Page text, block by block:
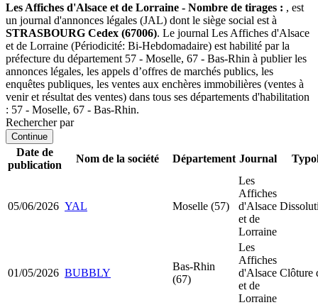
Les Affiches d'Alsace et de Lorraine - Nombre de tirages : , est
un journal d'annonces légales (JAL) dont le siège social est à
STRASBOURG Cedex (67006). Le journal Les Affiches d'Alsace
et de Lorraine (Périodicité: Bi-Hebdomadaire) est habilité par la
préfecture du département 57 - Moselle, 67 - Bas-Rhin à publier les
annonces légales, les appels d’offres de marchés publics, les
enquêtes publiques, les ventes aux enchères immobilières (ventes à
venir et résultat des ventes) dans tous ses départements d'habilitation
: 57 - Moselle, 67 - Bas-Rhin.
Rechercher par
Continue
Date de
publication
Nom de la société Département Journal
05/06/2026 YAL Moselle (57)
Les
Affiches
d'Alsace
et de
Lorraine
01/05/2026 BUBBLY
Bas-Rhin
(67)
Les
Affiches
d'Alsace
et de
Lorraine
Clôture